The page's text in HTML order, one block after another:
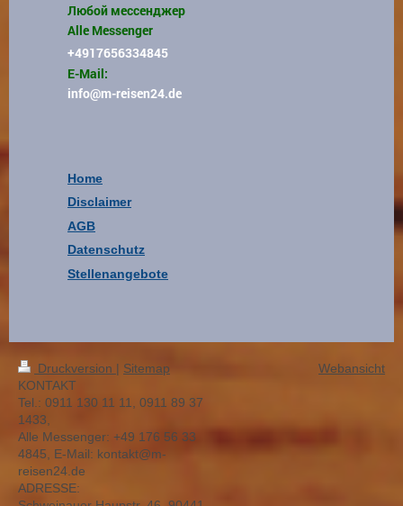
Любой мессенджер
Alle Messenger
+4917656334845
E-Mail:
info@m-reisen24.de
Home
Disclaimer
AGB
Datenschutz
Stellenangebote
Druckversion | Sitemap
KONTAKT
Tel.: 0911 130 11 11, 0911 89 37
1433,
Alle Messenger: +49 176 56 33
4845, E-Mail: kontakt@m-
reisen24.de
ADRESSE:
Webansicht